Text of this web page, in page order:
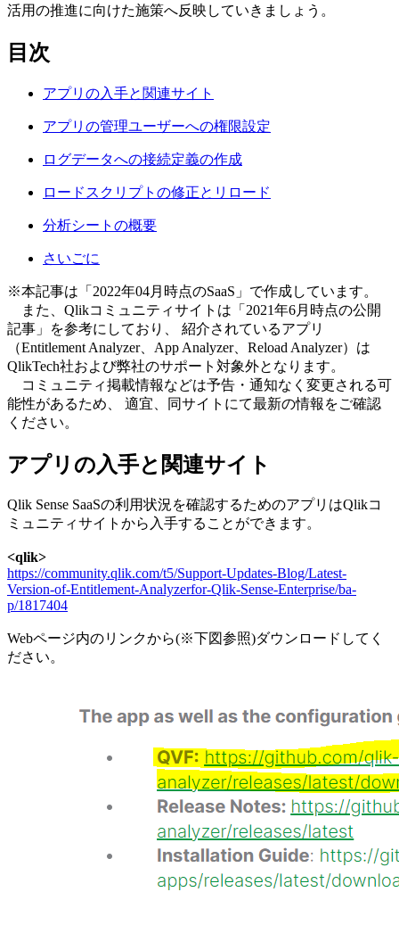
活用の推進に向けた施策へ反映していきましょう。
目次
アプリの入手と関連サイト
アプリの管理ユーザーへの権限設定
ログデータへの接続定義の作成
ロードスクリプトの修正とリロード
分析シートの概要
さいごに
※本記事は「2022年04月時点のSaaS」で作成しています。
また、Qlikコミュニティサイトは「2021年6月時点の公開
記事」を参考にしており、 紹介されているアプリ
（Entitlement Analyzer、App Analyzer、Reload Analyzer）は
QlikTech社および弊社のサポート対象外となります。
コミュニティ掲載情報などは予告・通知なく変更される可
能性があるため、 適宜、同サイトにて最新の情報をご確認
ください。
アプリの入手と関連サイト
Qlik Sense SaaSの利用状況を確認するためのアプリはQlikコ
ミュニティサイトから入手することができます。
<qlik>
https://community.qlik.com/t5/Support-Updates-Blog/Latest-
Version-of-Entitlement-Analyzerfor-Qlik-Sense-Enterprise/ba-
p/1817404
Webページ内のリンクから(※下図参照)ダウンロードしてく
ださい。